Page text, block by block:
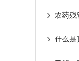
农药残
什么是